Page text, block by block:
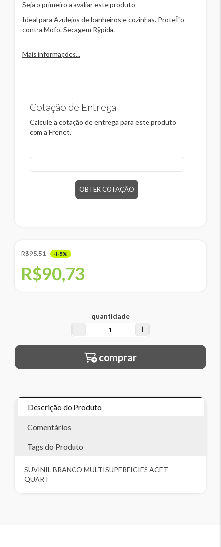
Seja o primeiro a avaliar este produto
Ideal para Azulejos de banheiros e cozinhas. ProteÎ"o
contra Mofo. Secagem Rÿpida.
Mais informações...
Cotação de Entrega
Calcule a cotação de entrega para este produto
com a Frenet.
OBTER COTAÇÃO
R$95,51 5%
R$90,73
quantidade
comprar
Descrição do Produto
Comentários
Tags do Produto
SUVINIL BRANCO MULTISUPERFICIES ACET -
QUART